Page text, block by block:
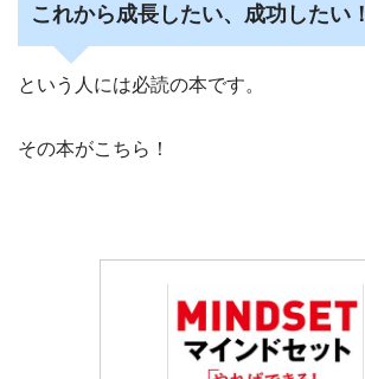
これから成長したい、成功したい！
という人には必読の本です。
その本がこちら！